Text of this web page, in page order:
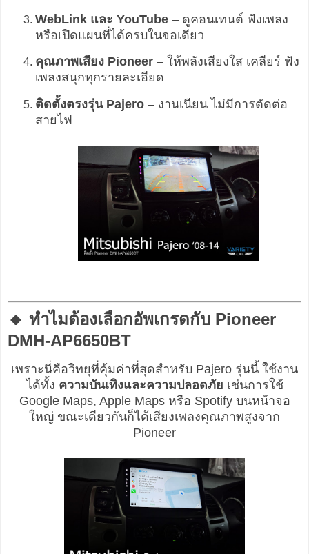
WebLink และ YouTube – ดูคอนเทนต์ ฟังเพลง
หรือเปิดแผนที่ได้ครบในจอเดียว
คุณภาพเสียง Pioneer – ให้พลังเสียงใส เคลียร์ ฟัง
เพลงสนุกทุกรายละเอียด
ติดตั้งตรงรุ่น Pajero – งานเนียน ไม่มีการตัดต่อ
สายไฟ
🔹 ทำไมต้องเลือกอัพเกรดกับ Pioneer
DMH-AP6650BT
เพราะนี่คือวิทยุที่คุ้มค่าที่สุดสำหรับ Pajero รุ่นนี้ ใช้งาน
ได้ทั้ง ความบันเทิงและความปลอดภัย เช่นการใช้
Google Maps, Apple Maps หรือ Spotify บนหน้าจอ
ใหญ่ ขณะเดียวกันก็ได้เสียงเพลงคุณภาพสูงจาก
Pioneer